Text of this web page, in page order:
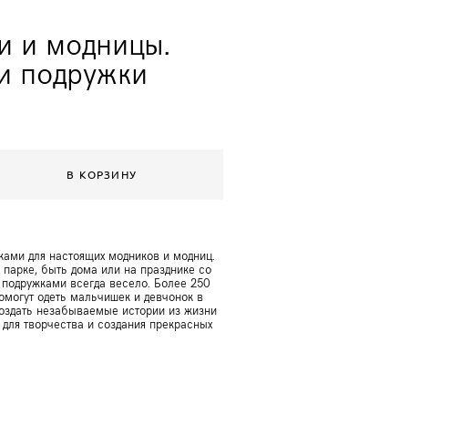
и модницы.
подружки
В КОРЗИНУ
для настоящих модников и модниц.
парке, быть дома или на празднике со
всегда весело. Более 250
одеть мальчишек и девчонок в
незабываемые истории из жизни
творчества и создания прекрасных